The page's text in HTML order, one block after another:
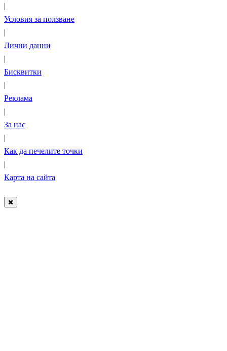
|
Условия за ползване
|
Лични данни
|
Бисквитки
|
Реклама
|
За нас
|
Как да печелите точки
|
Карта на сайта